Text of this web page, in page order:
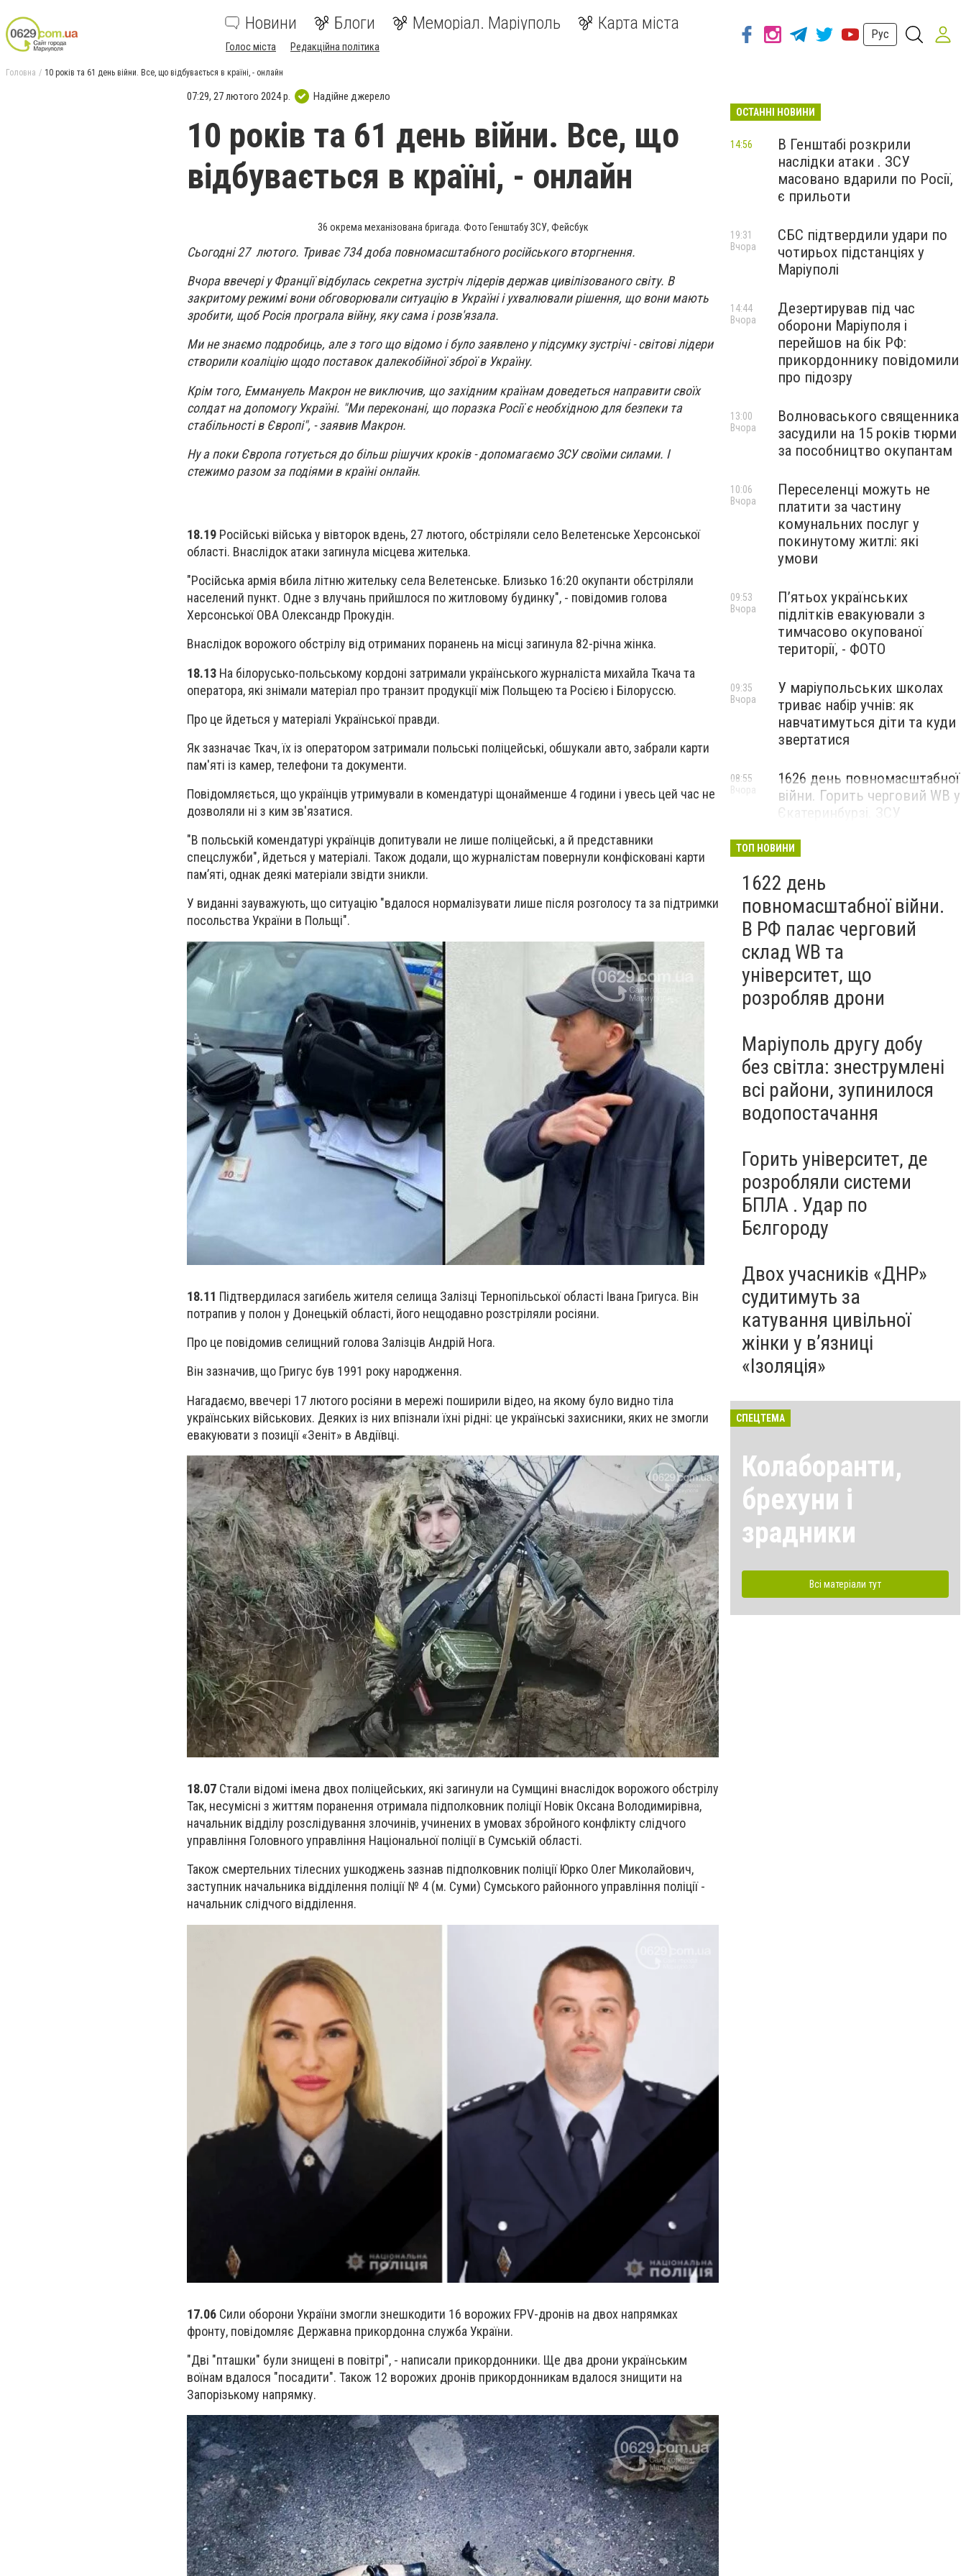
Новини Блоги Меморіал. Маріуполь Карта міста
Голос міста Редакційна політика
Рус
Головна 10 років та 61 день війни. Все, що відбувається в країні, - онлайн
07:29, 27 лютого 2024 р. Надійне джерело
10 років та 61 день війни. Все, що
відбувається в країні, - онлайн
36 окрема механізована бригада. Фото Генштабу ЗСУ, Фейсбук
Сьогодні 27 лютого. Триває 734 доба повномасштабного російського вторгнення.
Вчора ввечері у Франції відбулась секретна зустріч лідерів держав цивілізованого світу. В
закритому режимі вони обговорювали ситуацію в Україні і ухвалювали рішення, що вони мають
зробити, щоб Росія програла війну, яку сама і розв'язала.
Ми не знаємо подробиць, але з того що відомо і було заявлено у підсумку зустрічі - світові лідери
створили коаліцію щодо поставок далекобійної зброї в Україну.
Крім того, Еммануель Макрон не виключив, що західним країнам доведеться направити своїх
солдат на допомогу Україні. "Ми переконані, що поразка Росії є необхідною для безпеки та
стабільності в Європі", - заявив Макрон.
Ну а поки Європа готується до більш рішучих кроків - допомагаємо ЗСУ своїми силами. І
стежимо разом за подіями в країні онлайн.
18.19 Російські війська у вівторок вдень, 27 лютого, обстріляли село Велетенське Херсонської
області. Внаслідок атаки загинула місцева жителька.
"Російська армія вбила літню жительку села Велетенське. Близько 16:20 окупанти обстріляли
населений пункт. Одне з влучань прийшлося по житловому будинку", - повідомив голова
Херсонської ОВА Олександр Прокудін.
Внаслідок ворожого обстрілу від отриманих поранень на місці загинула 82-річна жінка.
18.13 На білорусько-польському кордоні затримали українського журналіста михайла Ткача та
оператора, які знімали матеріал про транзит продукції між Польщею та Росією і Білоруссю.
Про це йдеться у матеріалі Української правди.
Як зазначає Ткач, їх із оператором затримали польські поліцейські, обшукали авто, забрали карти
пам'яті із камер, телефони та документи.
Повідомляється, що українців утримували в комендатурі щонайменше 4 години і увесь цей час не
дозволяли ні з ким зв'язатися.
"В польській комендатурі українців допитували не лише поліцейські, а й представники
спецслужби", йдеться у матеріалі. Також додали, що журналістам повернули конфісковані карти
пам’яті, однак деякі матеріали звідти зникли.
У виданні зауважують, що ситуацію "вдалося нормалізувати лише після розголосу та за підтримки
посольства України в Польщі".
18.11 Підтвердилася загибель жителя селища Залізці Тернопільської області Івана Григуса. Він
потрапив у полон у Донецькій області, його нещодавно розстріляли росіяни.
Про це повідомив селищний голова Залізців Андрій Нога.
Він зазначив, що Григус був 1991 року народження.
Нагадаємо, ввечері 17 лютого росіяни в мережі поширили відео, на якому було видно тіла
українських військових. Деяких із них впізнали їхні рідні: це українські захисники, яких не змогли
евакуювати з позиції «Зеніт» в Авдіївці.
18.07 Стали відомі імена двох поліцейських, які загинули на Сумщині внаслідок ворожого обстрілу
Так, несумісні з життям поранення отримала підполковник поліції Новік Оксана Володимирівна,
начальник відділу розслідування злочинів, учинених в умовах збройного конфлікту слідчого
управління Головного управління Національної поліції в Сумській області.
Також смертельних тілесних ушкоджень зазнав підполковник поліції Юрко Олег Миколайович,
заступник начальника відділення поліції № 4 (м. Суми) Сумського районного управління поліції -
начальник слідчого відділення.
17.06 Сили оборони України змогли знешкодити 16 ворожих FPV-дронів на двох напрямках
фронту, повідомляє Державна прикордонна служба України.
"Дві "пташки" були знищені в повітрі", - написали прикордонники. Ще два дрони українським
воїнам вдалося "посадити". Також 12 ворожих дронів прикордонникам вдалося знищити на
Запорізькому напрямку.
ОСТАННІ НОВИНИ
В Генштабі розкрили
наслідки атаки . ЗСУ
масовано вдарили по Росії,
є прильоти
14:56
СБС підтвердили удари по
чотирьох підстанціях у
Маріуполі
19:31
Вчора
Дезертирував під час
оборони Маріуполя і
перейшов на бік РФ:
прикордоннику повідомили
про підозру
14:44
Вчора
Волноваського священника
засудили на 15 років тюрми
за пособництво окупантам
13:00
Вчора
Переселенці можуть не
платити за частину
комунальних послуг у
покинутому житлі: які
умови
10:06
Вчора
П’ятьох українських
підлітків евакуювали з
тимчасово окупованої
території, - ФОТО
09:53
Вчора
У маріупольських школах
триває набір учнів: як
навчатимуться діти та куди
звертатися
09:35
Вчора
1626 день повномасштабної
війни. Горить черговий WB у
Єкатеринбурзі. ЗСУ
Маріуполі
08:55
Вчора
ТОП НОВИНИ
1622 день
повномасштабної війни.
В РФ палає черговий
склад WB та
університет, що
розробляв дрони
Маріуполь другу добу
без світла: знеструмлені
всі райони, зупинилося
водопостачання
Горить університет, де
розробляли системи
БПЛА . Удар по
Бєлгороду
Двох учасників «ДНР»
судитимуть за
катування цивільної
жінки у в’язниці
«Ізоляція»
СПЕЦТЕМА
Колаборанти,
брехуни і
зрадники
Всі матеріали тут